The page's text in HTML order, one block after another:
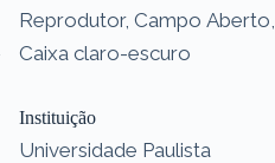
Reprodutor, Campo Aberto,
Caixa claro-escuro
Instituição
Universidade Paulista